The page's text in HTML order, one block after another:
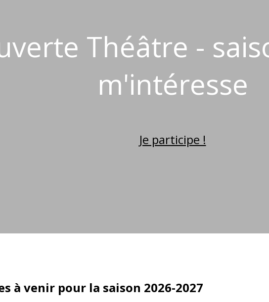
Théâtre -
m'intéresse
Je participe !
à venir pour la saison 2026-2027